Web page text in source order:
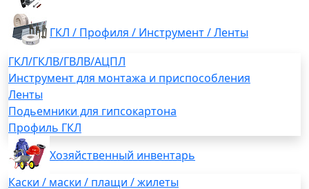
ГКЛ / Профиля / Инструмент / Ленты
ГКЛ/ГКЛВ/ГВЛВ/АЦПЛ
Инструмент для монтажа и приспособления
Ленты
Подьемники для гипсокартона
Профиль ГКЛ
Хозяйственный инвентарь
Каски / маски / плащи / жилеты